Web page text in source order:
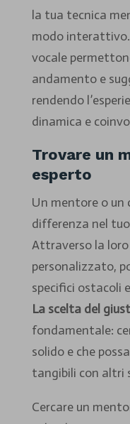
la tua tecnica
modo
vocale
andamento e
rendendo
dinamica e
Trovare un
esperto
Un mentore o un
differenza nel
Attraverso la loro
personalizzato,
specifici ostacoli
La scelta del
fondamentale:
solido e che
tangibili con altri
Cercare un